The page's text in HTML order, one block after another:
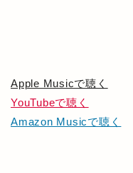
Apple Musicで聴く
YouTubeで聴く
Amazon Musicで聴く